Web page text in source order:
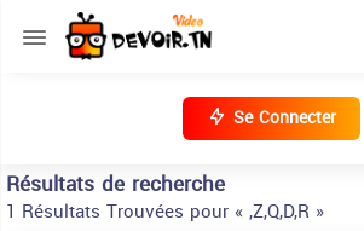
Se Connecter
Résultats de recherche
1 Résultats Trouvées pour « ,Z,Q,D,R »